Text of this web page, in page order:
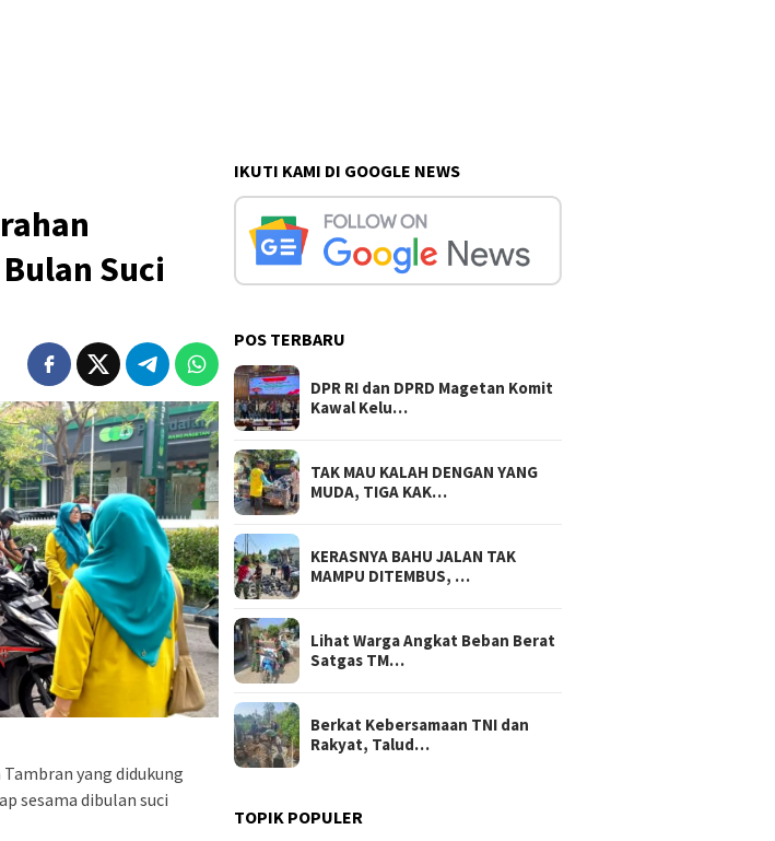
Suci
yang didukung
sesama dibulan suci
IKUTI KAMI DI GOOGLE NEWS
POS TERBARU
DPR RI dan DPRD Magetan Komit
Kawal Kelu…
TAK MAU KALAH DENGAN YANG
MUDA, TIGA KAK…
KERASNYA BAHU JALAN TAK
MAMPU DITEMBUS, …
Lihat Warga Angkat Beban Berat
Satgas TM…
Berkat Kebersamaan TNI dan
Rakyat, Talud…
TOPIK POPULER